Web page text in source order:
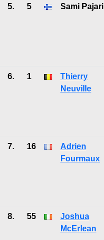
5. 5 Sami Pajari
6. 1
Thierry
Neuville
7. 16
Adrien
Fourmaux
8. 55
Joshua
McErlean